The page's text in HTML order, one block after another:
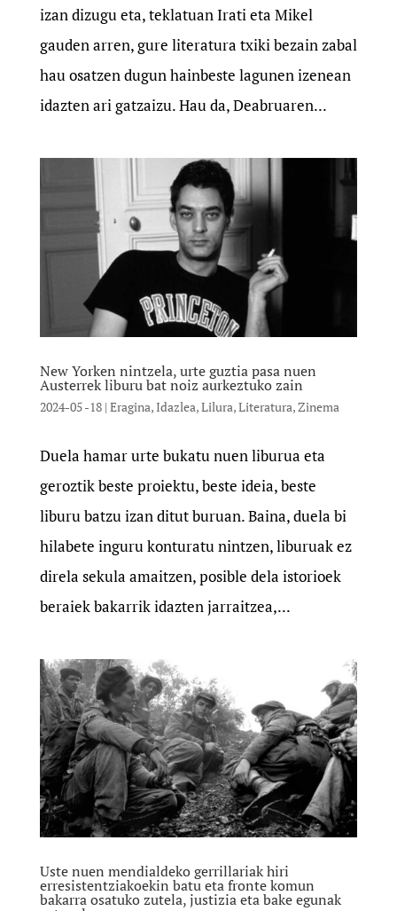
izan dizugu eta, teklatuan Irati eta Mikel
gauden arren, gure literatura txiki bezain zabal
hau osatzen dugun hainbeste lagunen izenean
idazten ari gatzaizu. Hau da, Deabruaren...
New Yorken nintzela, urte guztia pasa nuen
Austerrek liburu bat noiz aurkeztuko zain
2024-05 -18| Eragina,Idazlea,Lilura,Literatura,Zinema
Duela hamar urte bukatu nuen liburua eta
geroztik beste proiektu, beste ideia, beste
liburu batzu izan ditut buruan. Baina, duela bi
hilabete inguru konturatu nintzen, liburuak ez
direla sekula amaitzen, posible dela istorioek
beraiek bakarrik idazten jarraitzea,...
Uste nuen mendialdeko gerrillariak hiri
erresistentziakoekin batu eta fronte komun
bakarra osatuko zutela, justizia eta bake egunak